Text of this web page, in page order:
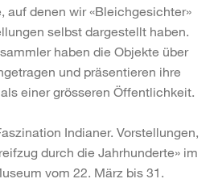
auf denen wir «Bleichgesichter»
selbst dargestellt haben.
haben die Objekte über
und präsentieren ihre
einer grösseren Öffentlichkeit.
Indianer. Vorstellungen,
durch die Jahrhunderte» im
vom 22. März bis 31.